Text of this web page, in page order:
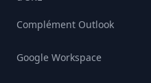
Complément Outlook
Google Workspace